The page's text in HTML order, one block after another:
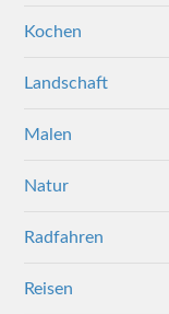
Kochen
Landschaft
Malen
Natur
Radfahren
Reisen